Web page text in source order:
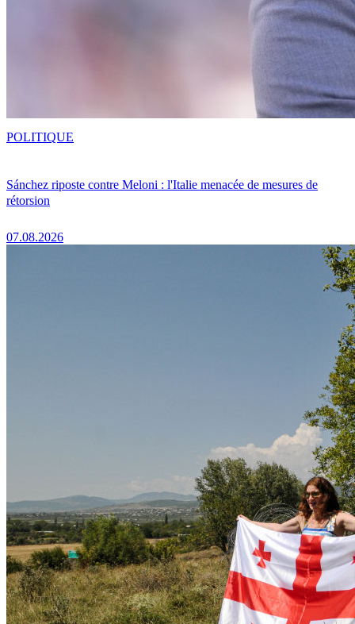
Sánchez riposte contre Meloni : l'Italie menacée de mesures de
rétorsion
07.08.2026
POLITIQUE